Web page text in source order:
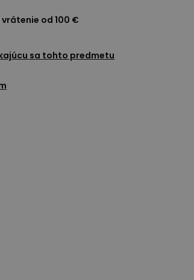
od 100 €
sa tohto predmetu